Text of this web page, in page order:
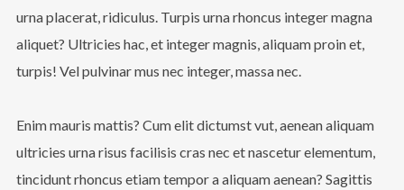
urna placerat, ridiculus. Turpis urna rhoncus integer magna
aliquet? Ultricies hac, et integer magnis, aliquam proin et,
turpis! Vel pulvinar mus nec integer, massa nec.
Enim mauris mattis? Cum elit dictumst vut, aenean aliquam
ultricies urna risus facilisis cras nec et nascetur elementum,
tincidunt rhoncus etiam tempor a aliquam aenean? Sagittis